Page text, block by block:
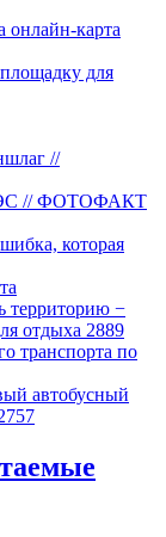
онлайн-карта
для
//
// ФОТОФАКТ
которая
территорию −
отдыха 2889
транспорта по
автобусный